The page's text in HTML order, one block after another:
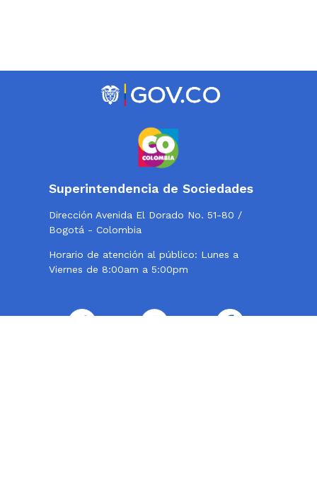
Superintendencia de Sociedades
Dirección Avenida El Dorado No. 51-80 /
Bogotá - Colombia
Horario de atención al público: Lunes a
Viernes de 8:00am a 5:00pm